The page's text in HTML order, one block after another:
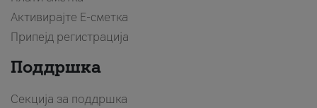
Активирајте Е-сметка
Припејд регистрација
Поддршка
Секција за поддршка